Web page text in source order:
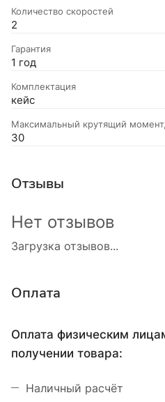
Количество скоростей
2
Гарантия
1 год
Комплектация
кейс
Максимальный крутящий
30
Отзывы
Загрузка отзывов...
Нет отзывов
Оплата
Оплата физическим
получении товара:
Наличный расчёт